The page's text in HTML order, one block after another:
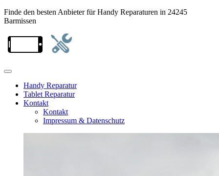
Finde den besten Anbieter für Handy Reparaturen in 24245
Barmissen
Handy Reparatur
Tablet Reparatur
Kontakt
Kontakt
Impressum & Datenschutz